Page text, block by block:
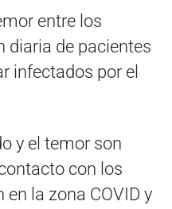
entre los
diaria de pacientes
infectados por el
y el temor son
con los
la zona COVID y